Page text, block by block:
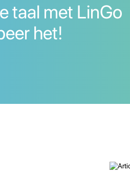
taal met LinGo
het!